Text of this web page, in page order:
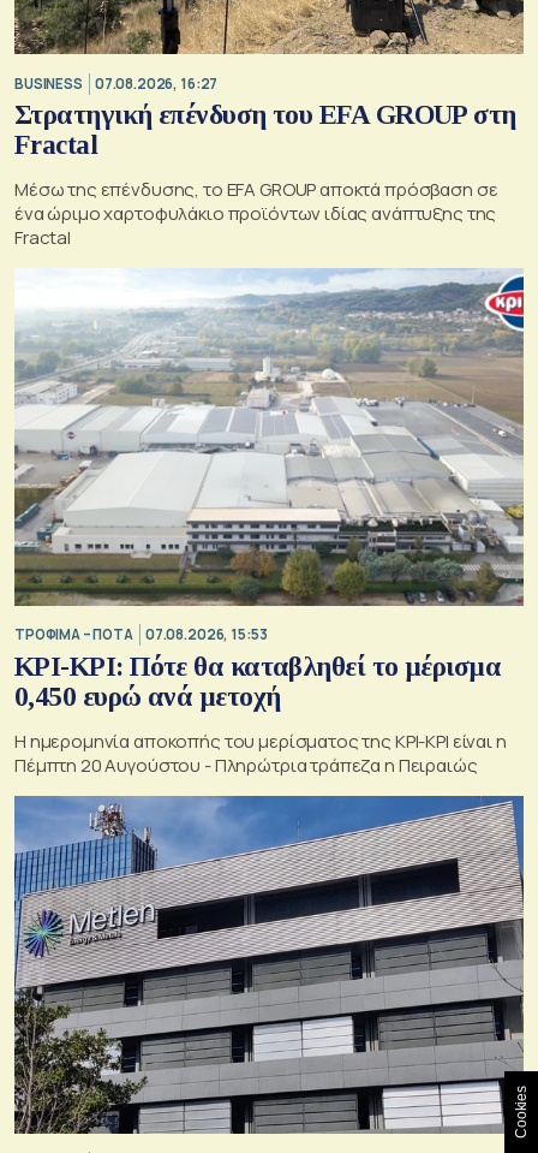
BUSINESS 07.08.2026, 16:27
Στρατηγική επένδυση του EFA GROUP στη
Fractal
Μέσω της επένδυσης, το EFA GROUP αποκτά πρόσβαση σε
ένα ώριμο χαρτοφυλάκιο προϊόντων ιδίας ανάπτυξης της
Fractal
ΤΡΟΦΙΜΑ – ΠΟΤΑ 07.08.2026, 15:53
ΚΡΙ-ΚΡΙ: Πότε θα καταβληθεί το μέρισμα
0,450 ευρώ ανά μετοχή
Η ημερομηνία αποκοπής του μερίσματος της ΚΡΙ-ΚΡΙ είναι η
Πέμπτη 20 Αυγούστου - Πληρώτρια τράπεζα η Πειραιώς
Cookies